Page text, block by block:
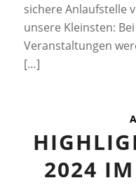
sichere Anlaufstelle
unsere Kleinsten:
Veranstaltungen
[…]
2024